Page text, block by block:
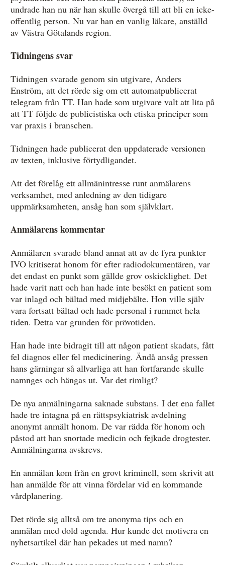
undrade han nu när han skulle övergå till att bli en icke-
offentlig person. Nu var han en vanlig läkare, anställd
av Västra Götalands region.
Tidningens svar
Tidningen svarade genom sin utgivare, Anders
Enström, att det rörde sig om ett automatpublicerat
telegram från TT. Han hade som utgivare valt att lita på
att TT följde de publicistiska och etiska principer som
var praxis i branschen.
Tidningen hade publicerat den uppdaterade versionen
av texten, inklusive förtydligandet.
Att det förelåg ett allmänintresse runt anmälarens
verksamhet, med anledning av den tidigare
uppmärksamheten, ansåg han som självklart.
Anmälarens kommentar
Anmälaren svarade bland annat att av de fyra punkter
IVO kritiserat honom för efter radiodokumentären, var
det endast en punkt som gällde grov oskicklighet. Det
hade varit natt och han hade inte besökt en patient som
var inlagd och bältad med midjebälte. Hon ville själv
vara fortsatt bältad och hade personal i rummet hela
tiden. Detta var grunden för prövotiden.
Han hade inte bidragit till att någon patient skadats, fått
fel diagnos eller fel medicinering. Ändå ansåg pressen
hans gärningar så allvarliga att han fortfarande skulle
namnges och hängas ut. Var det rimligt?
De nya anmälningarna saknade substans. I det ena fallet
hade tre intagna på en rättspsykiatrisk avdelning
anonymt anmält honom. De var rädda för honom och
påstod att han snortade medicin och fejkade drogtester.
Anmälningarna avskrevs.
En anmälan kom från en grovt kriminell, som skrivit att
han anmälde för att vinna fördelar vid en kommande
vårdplanering.
Det rörde sig alltså om tre anonyma tips och en
anmälan med dold agenda. Hur kunde det motivera en
nyhetsartikel där han pekades ut med namn?